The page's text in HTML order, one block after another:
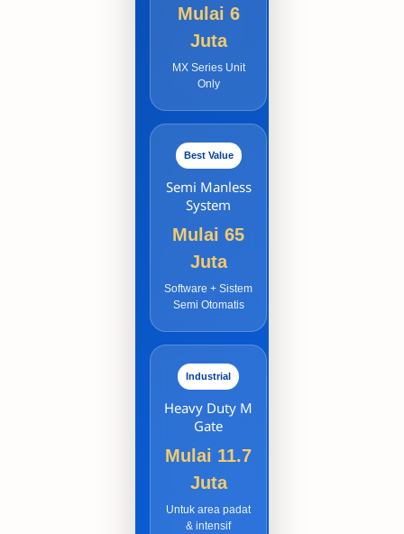
Mulai 6
Juta
MX Series Unit
Only
Best Value
Semi Manless
System
Mulai 65
Juta
Software + Sistem
Semi Otomatis
Industrial
Heavy Duty M
Gate
Mulai 11.7
Juta
Untuk area padat
& intensif